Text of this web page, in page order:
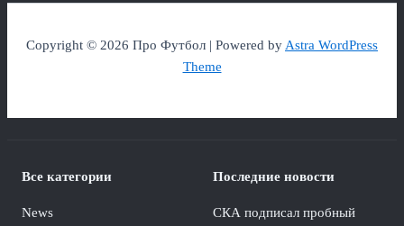
Copyright © 2026 Про Футбол | Powered byAstra WordPress
Theme
Все категории
News
Последние новости
СКА подписал пробный